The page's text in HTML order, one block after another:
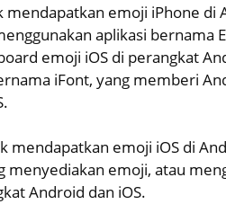
mendapatkan emoji iPhone di
aplikasi bernama
emoji iOS di perangkat
iFont, yang memberi
mendapatkan emoji iOS di
menyediakan emoji, atau
Android dan iOS.